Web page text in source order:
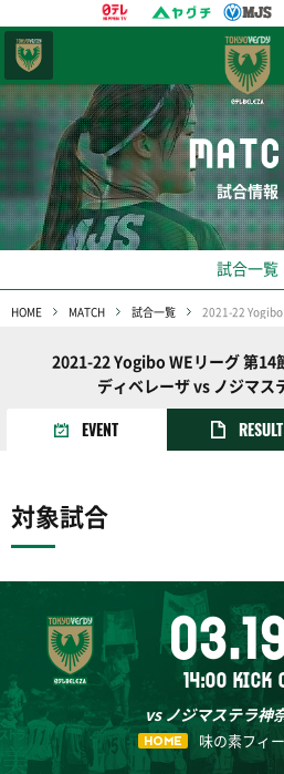
試合情報
試合一覧
HOME MATCH 試合一覧
2021-22 Yogibo WEリーグ 第14
ディベレーザ vs ノジマス
EVENT RESULT
対象試合
14:00 KICK
vs ノジマステラ神
HOME 味の素フィ